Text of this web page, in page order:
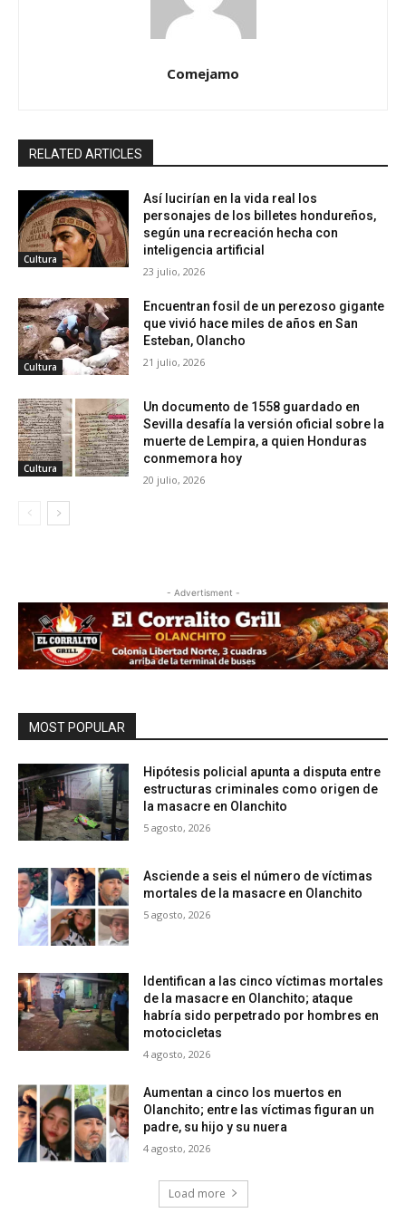
Comejamo
RELATED ARTICLES
Cultura
Así lucirían en la vida real los
personajes de los billetes hondureños,
según una recreación hecha con
inteligencia artificial
23 julio, 2026
Cultura
Encuentran fosil de un perezoso gigante
que vivió hace miles de años en San
Esteban, Olancho
21 julio, 2026
Cultura
Un documento de 1558 guardado en
Sevilla desafía la versión oficial sobre la
muerte de Lempira, a quien Honduras
conmemora hoy
20 julio, 2026
- Advertisment -
MOST POPULAR
Hipótesis policial apunta a disputa entre
estructuras criminales como origen de
la masacre en Olanchito
5 agosto, 2026
Asciende a seis el número de víctimas
mortales de la masacre en Olanchito
5 agosto, 2026
Identifican a las cinco víctimas mortales
de la masacre en Olanchito; ataque
habría sido perpetrado por hombres en
motocicletas
4 agosto, 2026
Aumentan a cinco los muertos en
Olanchito; entre las víctimas figuran un
padre, su hijo y su nuera
4 agosto, 2026
Load more